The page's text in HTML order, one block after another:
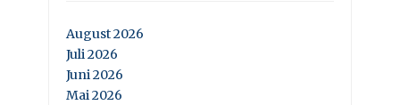
August 2026
Juli 2026
Juni 2026
Mai 2026